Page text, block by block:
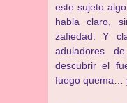
este sujeto
habla claro,
zafiedad. Y
aduladores
descubrir el
fuego quema…